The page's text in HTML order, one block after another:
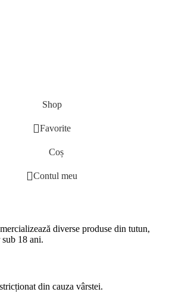
Shop
Favorite
Coș
Contul meu
diverse produse din tutun,
18 ani.
din cauza vârstei.